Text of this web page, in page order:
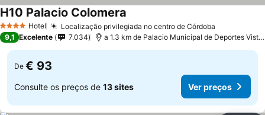
4 EstrelasHotel Localização privilegiada no centro de Córdoba
H10 Palacio Colomera
9,1 Excelente 7.034 a 1.3 km de Palacio Municipal de Deportes Vista Alegre
De € 93
Consulte os preços de 13 sites Ver preços